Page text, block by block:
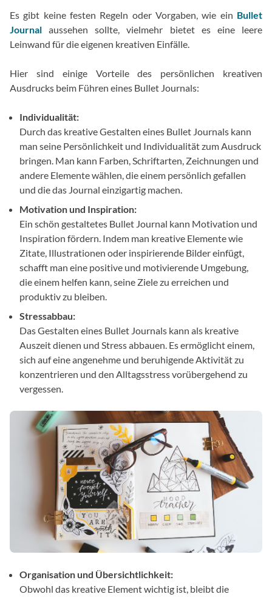
Es gibt keine festen Regeln oder Vorgaben, wie ein Bullet
Journal aussehen sollte, vielmehr bietet es eine leere
Leinwand für die eigenen kreativen Einfälle.
Hier sind einige Vorteile des persönlichen kreativen
Ausdrucks beim Führen eines Bullet Journals:
Individualität:
Durch das kreative Gestalten eines Bullet Journals kann
man seine Persönlichkeit und Individualität zum Ausdruck
bringen. Man kann Farben, Schriftarten, Zeichnungen und
andere Elemente wählen, die einem persönlich gefallen
und die das Journal einzigartig machen.
Motivation und Inspiration:
Ein schön gestaltetes Bullet Journal kann Motivation und
Inspiration fördern. Indem man kreative Elemente wie
Zitate, Illustrationen oder inspirierende Bilder einfügt,
schafft man eine positive und motivierende Umgebung,
die einem helfen kann, seine Ziele zu erreichen und
produktiv zu bleiben.
Stressabbau:
Das Gestalten eines Bullet Journals kann als kreative
Auszeit dienen und Stress abbauen. Es ermöglicht einem,
sich auf eine angenehme und beruhigende Aktivität zu
konzentrieren und den Alltagsstress vorübergehend zu
vergessen.
Organisation und Übersichtlichkeit:
Obwohl das kreative Element wichtig ist, bleibt die